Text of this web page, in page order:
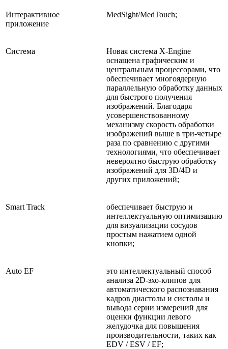
Интерактивное
приложение
MedSight/MedTouсh;
Система
Новая система X-Engine
оснащена графическим и
центральным процессорами, что
обеспечивает многоядерную
параллельную обработку данных
для быстрого получения
изображений. Благодаря
усовершенствованному
механизму скорость обработки
изображений выше в три-четыре
раза по сравнению с другими
технологиями, что обеспечивает
невероятно быструю обработку
изображений для 3D/4D и
других приложений;
Smart Track
обеспечивает быструю и
интеллектуальную оптимизацию
для визуализации сосудов
простым нажатием одной
кнопки;
Auto EF
это интеллектуальный способ
анализа 2D-эхо-клипов для
автоматического распознавания
кадров диастолы и систолы и
вывода серии измерений для
оценки функции левого
желудочка для повышения
производительности, таких как
EDV / ESV / EF;